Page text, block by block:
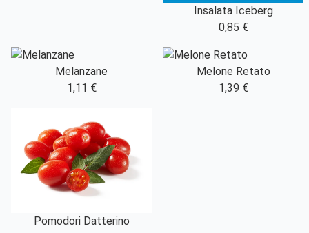
Insalata Iceberg
0,85 €
Melanzane
1,11 €
Melone Retato
1,39 €
Pomodori Datterino